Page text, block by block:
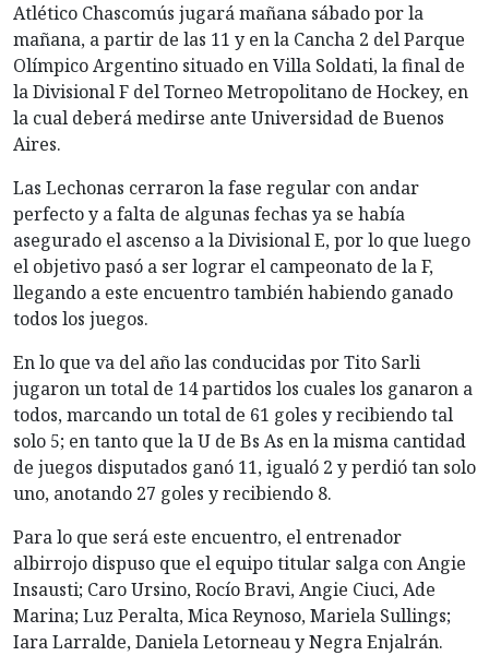
Atlético Chascomús jugará mañana sábado por la
mañana, a partir de las 11 y en la Cancha 2 del Parque
Olímpico Argentino situado en Villa Soldati, la final de
la Divisional F del Torneo Metropolitano de Hockey, en
la cual deberá medirse ante Universidad de Buenos
Aires.
Las Lechonas cerraron la fase regular con andar
perfecto y a falta de algunas fechas ya se había
asegurado el ascenso a la Divisional E, por lo que luego
el objetivo pasó a ser lograr el campeonato de la F,
llegando a este encuentro también habiendo ganado
todos los juegos.
En lo que va del año las conducidas por Tito Sarli
jugaron un total de 14 partidos los cuales los ganaron a
todos, marcando un total de 61 goles y recibiendo tal
solo 5; en tanto que la U de Bs As en la misma cantidad
de juegos disputados ganó 11, igualó 2 y perdió tan solo
uno, anotando 27 goles y recibiendo 8.
Para lo que será este encuentro, el entrenador
albirrojo dispuso que el equipo titular salga con Angie
Insausti; Caro Ursino, Rocío Bravi, Angie Ciuci, Ade
Marina; Luz Peralta, Mica Reynoso, Mariela Sullings;
Iara Larralde, Daniela Letorneau y Negra Enjalrán.